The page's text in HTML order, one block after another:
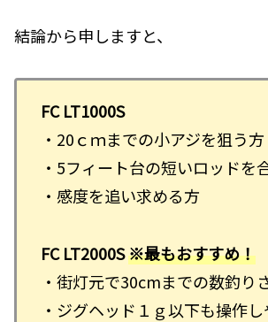
結論から申しますと、
FC LT1000S
・20ｃｍまでの小アジを狙う方
・5フィート台の短いロッドを
・感度を追い求める方
FC LT2000S※最もおすすめ！
・街灯元で30cmまでの数釣り
・ジグヘッド１ｇ以下も操作